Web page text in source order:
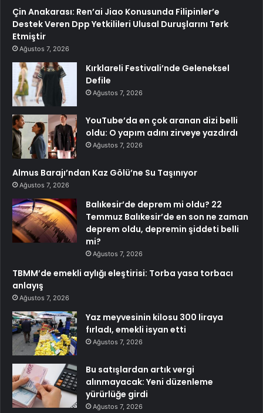
Çin Anakarası: Ren’ai Jiao Konusunda Filipinler’e
Destek Veren Dpp Yetkilileri Ulusal Duruşlarını Terk
Etmiştir
Ağustos 7, 2026
Kırklareli Festivali’nde Geleneksel
Defile
Ağustos 7, 2026
YouTube’da en çok aranan dizi belli
oldu: O yapım adını zirveye yazdırdı
Ağustos 7, 2026
Almus Barajı’ndan Kaz Gölü’ne Su Taşınıyor
Ağustos 7, 2026
Balıkesir’de deprem mi oldu? 22
Temmuz Balıkesir’de en son ne zaman
deprem oldu, depremin şiddeti belli
mi?
Ağustos 7, 2026
TBMM’de emekli aylığı eleştirisi: Torba yasa torbacı
anlayış
Ağustos 7, 2026
Yaz meyvesinin kilosu 300 liraya
fırladı, emekli isyan etti
Ağustos 7, 2026
Bu satışlardan artık vergi
alınmayacak: Yeni düzenleme
yürürlüğe girdi
Ağustos 7, 2026